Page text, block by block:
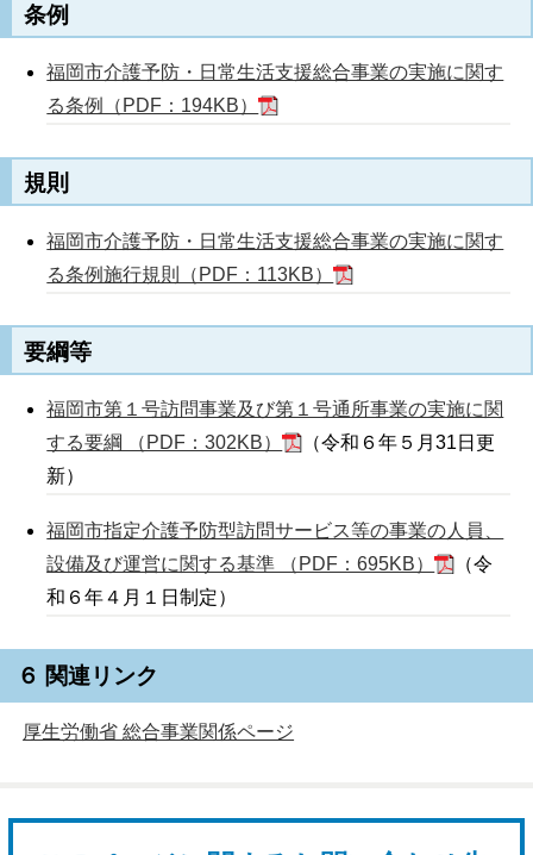
条例
福岡市介護予防・日常生活支援総合事業の実施に関す
る条例（PDF：194KB）
規則
福岡市介護予防・日常生活支援総合事業の実施に関す
る条例施行規則（PDF：113KB）
要綱等
福岡市第１号訪問事業及び第１号通所事業の実施に関
する要綱 （PDF：302KB）
（令和６年５月31日更
新）
福岡市指定介護予防型訪問サービス等の事業の人員、
設備及び運営に関する基準 （PDF：695KB）
（令
和６年４月１日制定）
６ 関連リンク
厚生労働省 総合事業関係ページ